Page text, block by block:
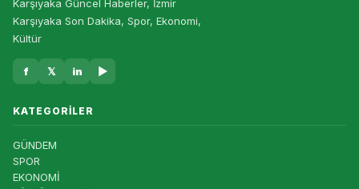
Karşıyaka Güncel Haberler, İzmir
Karşıyaka Son Dakika, Spor, Ekonomi,
Kültür
f 𝕏 in ▶
KATEGORILER
GÜNDEM
SPOR
EKONOMİ